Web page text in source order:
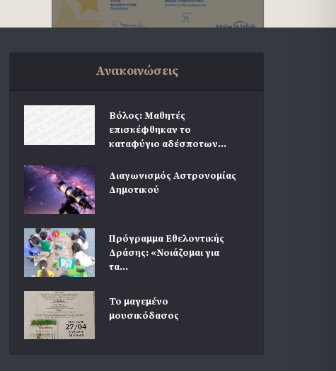
Ανακοινώσεις
Βόλος: Μαθητές
επισκέφθηκαν το
καταφύγιο αδέσποτων...
Διαγωνισμός Αστρονομίας
Δημοτικού
Πρόγραμμα Εθελοντικής
Δράσης: «Νοιάζομαι για
τα...
Το μαγεμένο
μουσικόδασος